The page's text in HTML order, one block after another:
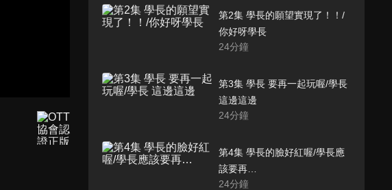
第2集 學長的願望實現了！！/
你好呀學長
24分鐘
第3集 學長 要再一起玩喔/學長
這邊這邊
24分鐘
第4集 學長的臉好紅喔/學長應
該要再…
24分鐘